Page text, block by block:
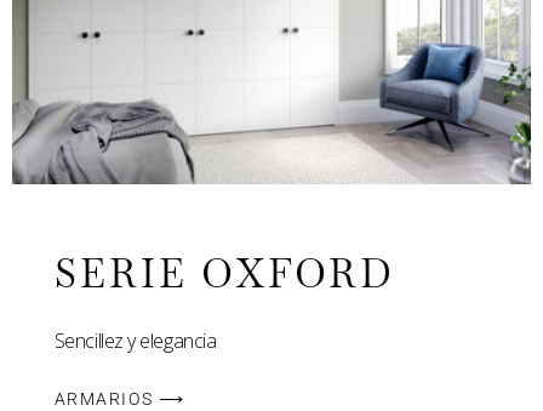
SERIE OXFORD
Sencillez y elegancia
ARMARIOS ⟶